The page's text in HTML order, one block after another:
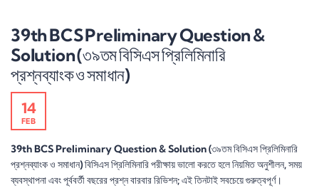
39th BCS Preliminary Question &
Solution (৩৯তম বিসিএস প্রিলিমিনারি
প্রশ্নব্যাংক ও সমাধান)
14
FEB
39th BCS Preliminary Question & Solution (৩৯তম বিসিএস প্রিলিমিনারি
প্রশ্নব্যাংক ও সমাধান) বিসিএস প্রিলিমিনারি পরীক্ষায় ভালো করতে হলে নিয়মিত অনুশীলন, সময়
ব্যবস্থাপনা এবং পূর্ববর্তী বছরের প্রশ্ন বারবার রিভিশন; এই তিনটাই সবচেয়ে গুরুত্বপূর্ণ।